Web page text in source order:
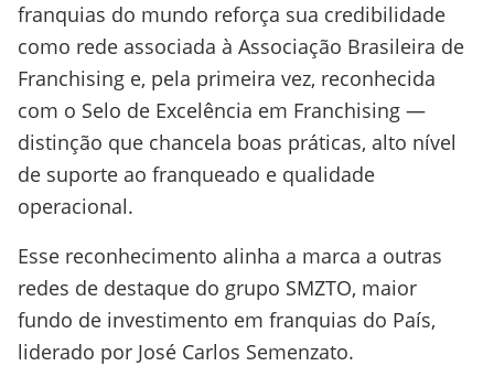
franquias do mundo reforça sua credibilidade
como rede associada à Associação Brasileira de
Franchising e, pela primeira vez, reconhecida
com o Selo de Excelência em Franchising —
distinção que chancela boas práticas, alto nível
de suporte ao franqueado e qualidade
operacional.
Esse reconhecimento alinha a marca a outras
redes de destaque do grupo SMZTO, maior
fundo de investimento em franquias do País,
liderado por José Carlos Semenzato.